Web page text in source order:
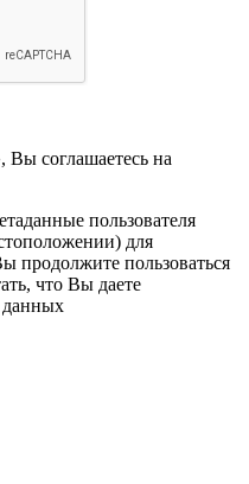
соглашаетесь на
пользователя
для
продолжите пользоваться
что Вы даете
данных